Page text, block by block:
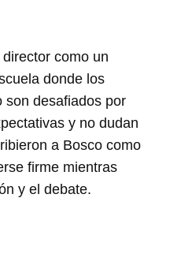
como un
donde los
son desafiados por
y no dudan
a Bosco como
firme mientras
y el debate.